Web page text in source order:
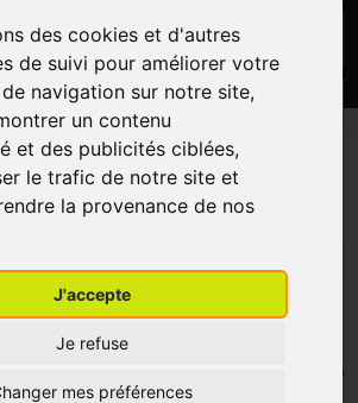
des cookies et d'autres
de suivi pour améliorer votre
navigation sur notre site,
un contenu
et des publicités ciblées,
le trafic de notre site et
la provenance de nos
J'accepte
Je refuse
mes préférences
PROMOS
pieds